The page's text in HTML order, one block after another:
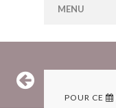
MENU
POUR CE